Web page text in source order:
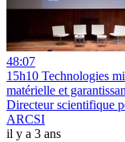
48:07
15h10 Technologies
matérielle et
Directeur scientifique
ARCSI
il y a 3 ans